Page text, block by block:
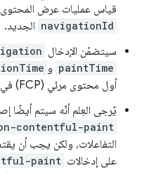
قياس عمليات عرض المحتوى
navigationId الجديد.
سيتضمّن الإدخال
paintTime و
أول محتوى مرئي (FCP) في ذلك التنقّل.
يُرجى العِلم أنّه سيتم أيضًا
contentful-paint
على إدخالات paint